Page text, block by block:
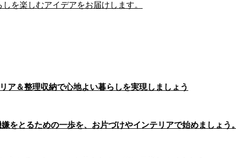
を楽しむアイデアをお届けします。
ア＆整理収納で心地よい暮らしを実現しましょう
をとるための一歩を、お片づけやインテリアで始めましょう。